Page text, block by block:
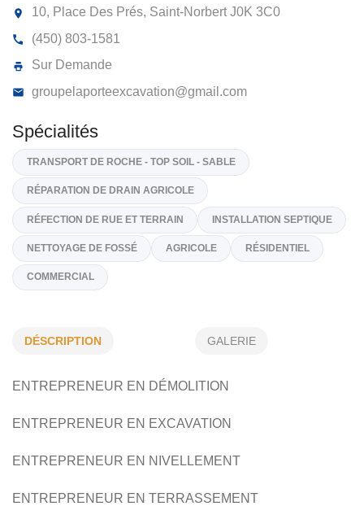
10, Place Des Prés, Saint-NorbertJ0K 3C0
(450) 803-1581
Sur Demande
groupelaporteexcavation@gmail.com
Spécialités
RÉPARATION DE DRAIN AGRICOLE
RÉFECTION DE RUE ET TERRAIN
DÉSCRIPTION GALERIE
ENTREPRENEUR EN DÉMOLITION
ENTREPRENEUR EN EXCAVATION
ENTREPRENEUR EN NIVELLEMENT
ENTREPRENEUR EN TERRASSEMENT